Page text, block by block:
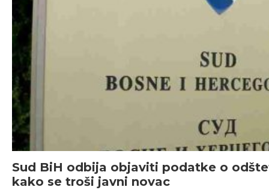
Sud BiH odbija objaviti podatke o
kako se troši javni novac